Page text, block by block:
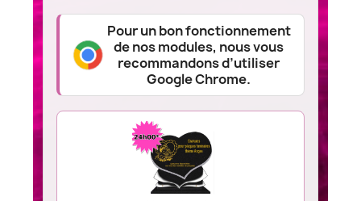
Pour un bon fonctionnement
de nos modules, nous vous
recommandons d’utiliser
Google Chrome.